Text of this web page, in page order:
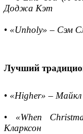
Доджа Кэт
• «Unholy» – Сэм
Лучший
• «Higher» – Майкл
• «When
Кларксон